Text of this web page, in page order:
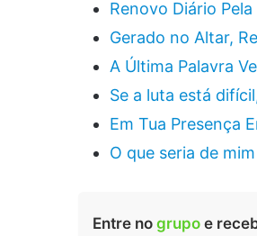
Renovo Diário Pela
Gerado no Altar,
A Última Palavra
Se a luta está
Em Tua Presença
O que seria de
Entre no grupo e